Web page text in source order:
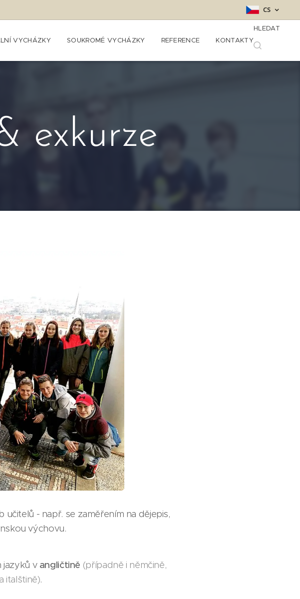
CS
VYCHÁZKY SOUKROMÉ VYCHÁZKY REFERENCE KONTAKTY
HLEDAT
exkurze
- např. se zaměřením na dějepis,
výchovu.
jazyků v angličtině (případně i němčině,
italštině).